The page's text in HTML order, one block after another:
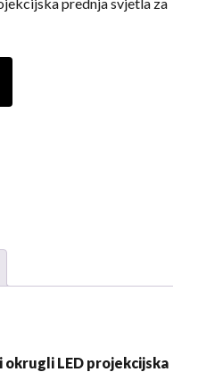
okrugli LED projekcijska